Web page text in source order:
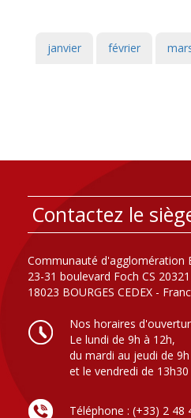
janvier février
Contactez le
Communauté d'agglomération
23-31 boulevard Foch CS 20321
18023 BOURGES CEDEX -
Nos horaires
Le lundi de 9h à 12h,
du mardi au jeudi de
et le vendredi de 13h30
Téléphone : (+33) 2 48